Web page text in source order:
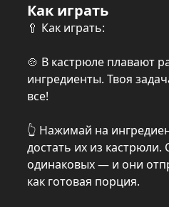
Как играть
🥄 Как играть:
🍲 В кастрюле плавают
ингредиенты. Твоя
все!
👆 Нажимай на
достать их из кастрюли.
одинаковых — и они
как готовая порция.